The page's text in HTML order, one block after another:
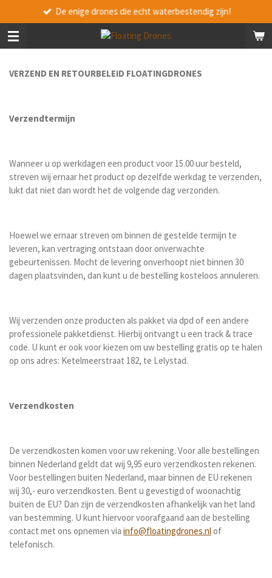
direct
naar
de
De enige drones die echt waterbestendig zijn!
VERZEND EN RETOURBELEID FLOATINGDRONES
Verzendtermijn
Wanneer u op werkdagen een product voor 15.00 uur besteld,
streven wij ernaar het product op dezelfde werkdag te verzenden,
lukt dat niet dan wordt het de volgende dag verzonden.
Hoewel we ernaar streven om binnen de gestelde termijn te
leveren, kan vertraging ontstaan door onverwachte
gebeurtenissen. Mocht de levering onverhoopt niet binnen 30
dagen plaatsvinden, dan kunt u de bestelling kosteloos annuleren.
Wij verzenden onze producten als pakket via dpd of een andere
professionele pakketdienst. Hierbij ontvangt u een track & trace
code. U kunt er ook voor kiezen om uw bestelling gratis op te halen
op ons adres: Ketelmeerstraat 182, te Lelystad.
Verzendkosten
De verzendkosten komen voor uw rekening. Voor alle bestellingen
binnen Nederland geldt dat wij 9,95 euro verzendkosten rekenen.
Voor bestellingen buiten Nederland, maar binnen de EU rekenen
wij 30,- euro verzendkosten. Bent u gevestigd of woonachtig
buiten de EU? Dan zijn de verzendkosten afhankelijk van het land
van bestemming. U kunt hiervoor voorafgaand aan de bestelling
contact met ons opnemen via info@floatingdrones.nlof
telefonisch.